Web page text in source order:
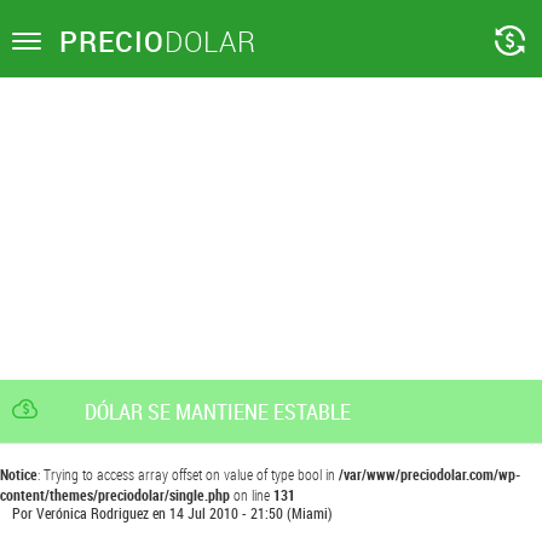
Toggle PRECIODOLAR
DÓLAR SE MANTIENE ESTABLE
Notice: Trying to access array offset on value of type bool in /var/www/preciodolar.com/wp-
content/themes/preciodolar/single.phpon line131
PorVerónica Rodriguezen14 Jul 2010 - 21:50(Miami)